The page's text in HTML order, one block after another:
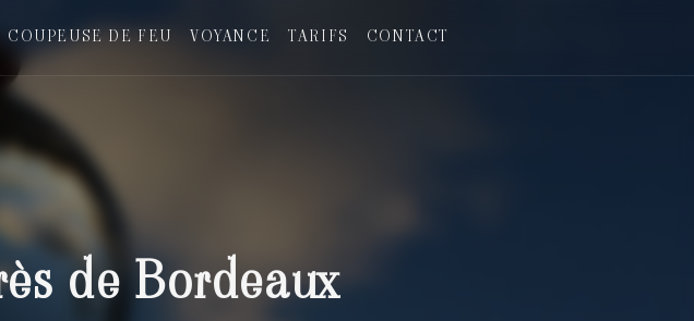
COUPEUSE DE FEU VOYANCE TARIFS CONTACT
de Bordeaux